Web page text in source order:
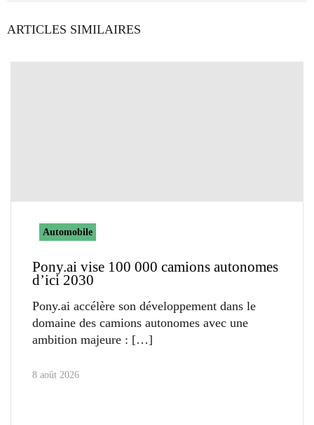
ARTICLES SIMILAIRES
Automobile
Pony.ai vise 100 000 camions autonomes
d’ici 2030
Pony.ai accélère son développement dans le
domaine des camions autonomes avec une
ambition majeure :
8 août 2026